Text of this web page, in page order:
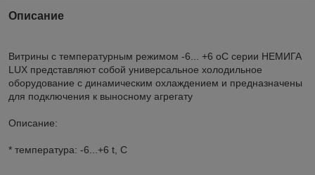
Описание
Витрины с температурным режимом -6... +6 оС серии НЕМИГА
LUX представляют собой универсальное холодильное
оборудование с динамическим охлаждением и предназначены
для подключения к выносному агрегату
Описание:
* температура: -6...+6 t, C